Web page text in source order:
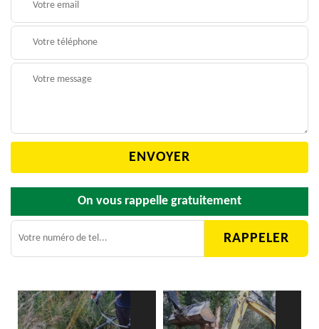
On vous rappelle gratuitement